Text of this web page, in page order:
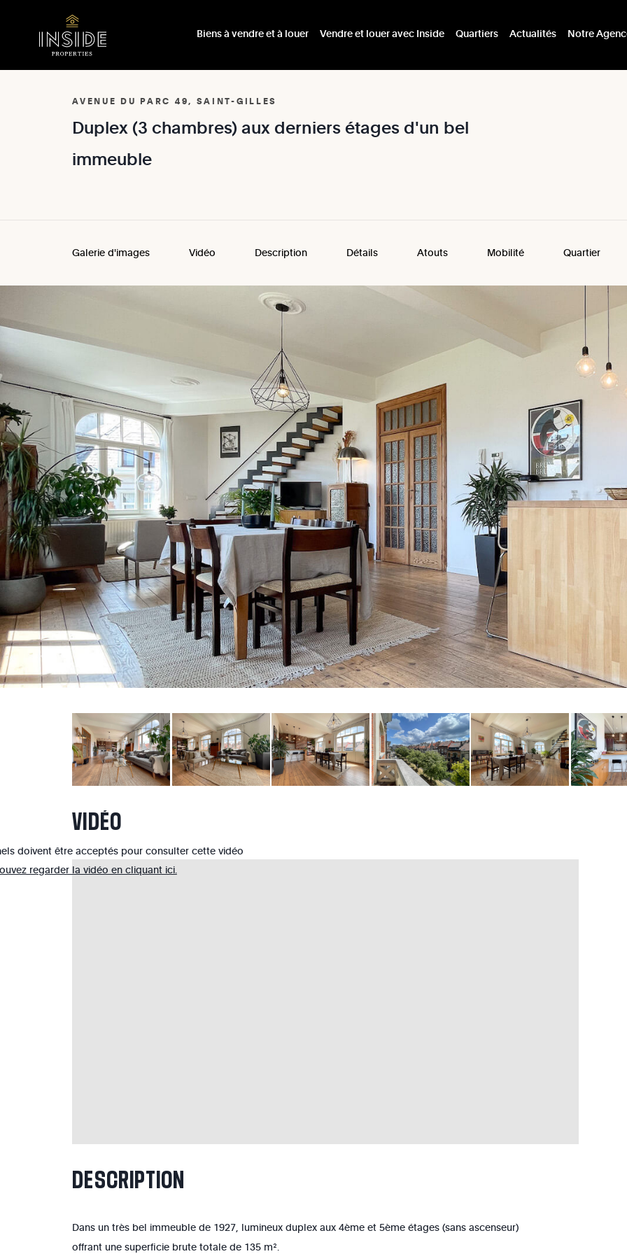
Biens à vendre et à louer Vendre et louer avec Inside Quartiers Actualités Notre
AVENUE DU PARC 49, SAINT-GILLES
Duplex (3 chambres)aux derniers étages d'un bel
immeuble
Galerie d'images Vidéo Description Détails Atouts Mobilité Quartier
VIDÉO
doivent être acceptés pour consulter cette vidéo
regarder la vidéo en cliquant ici.
DESCRIPTION
Dans un très bel immeuble de 1927, lumineux duplex aux 4ème et 5ème étages (sans ascenseur)
offrant une superficie brute totale de 135 m².